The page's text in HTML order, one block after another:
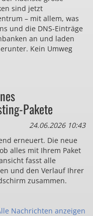
sind jetzt
– mit allem, was
und die DNS-Einträge
an und laden
Kein Umweg
Pakete
24.06.2026 10:43
erneuert. Die neue
alles mit Ihrem Paket
fasst alle
und den Verlauf Ihrer
zusammen.
Nachrichten anzeigen